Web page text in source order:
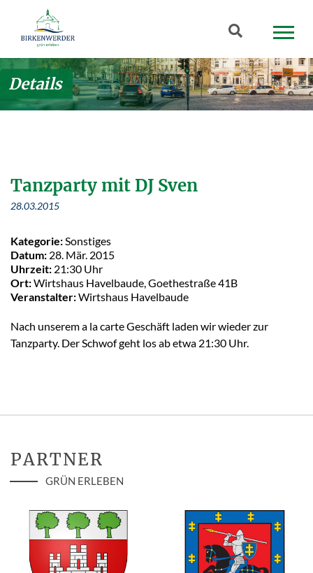
Zum Hauptinhalt springen
Suchbegriff
Details
Tanzparty mit DJ Sven
28.03.2015
Kategorie: Sonstiges
Datum: 28. Mär. 2015
Uhrzeit: 21:30 Uhr
Ort:Wirtshaus Havelbaude, Goethestraße 41B
Veranstalter:Wirtshaus Havelbaude
Nach unserem a la carte Geschäft laden wir wieder zur
Tanzparty. Der Schwof geht los ab etwa 21:30 Uhr.
PARTNER
GRÜN ERLEBEN